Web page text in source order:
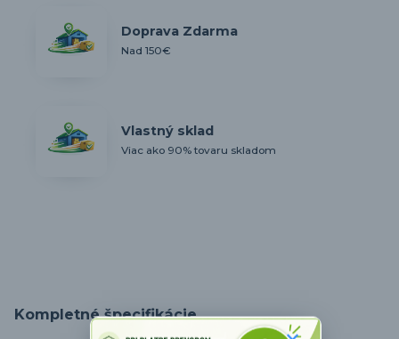
Doprava Zdarma
Nad 150€
Vlastný sklad
Viac ako 90% tovaru skladom
Kompletné špecifikácie